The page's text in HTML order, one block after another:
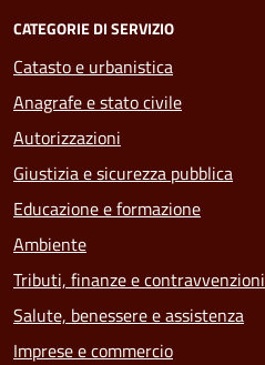
CATEGORIE DI SERVIZIO
Catasto e urbanistica
Anagrafe e stato civile
Autorizzazioni
Giustizia e sicurezza pubblica
Educazione e formazione
Ambiente
Tributi, finanze e contravvenzioni
Salute, benessere e assistenza
Imprese e commercio